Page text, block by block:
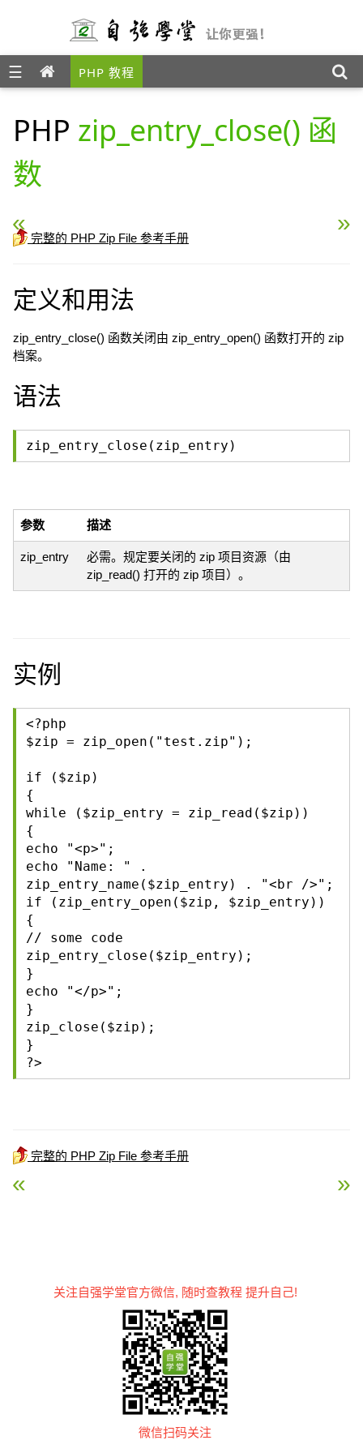
☰ PHP 教程
PHP zip_entry_close() 函
数
« PHP zip_close() 函数 PHP
完整的 PHP Zip File 参考手册
定义和用法
zip_entry_close() 函数关闭由 zip_entry_open() 函数打开的 zip
档案。
语法
zip_entry_close(zip_entry)
参数 描述
zip_entry
必需。规定要关闭的 zip 项目资源（由
zip_read() 打开的 zip 项目）。
实例
<?php
$zip = zip_open("test.zip");
if ($zip)
{
while ($zip_entry = zip_read($zip))
{
echo "<p>";
echo "Name: " .
zip_entry_name($zip_entry) . "<br />";
if (zip_entry_open($zip, $zip_entry))
{
// some code
zip_entry_close($zip_entry);
}
echo "</p>";
}
zip_close($zip);
}
?>
完整的 PHP Zip File 参考手册
« PHP zip_close() 函数 PHP
关注自强学堂官方微信, 随时查教程 提升自己!
微信扫码关注